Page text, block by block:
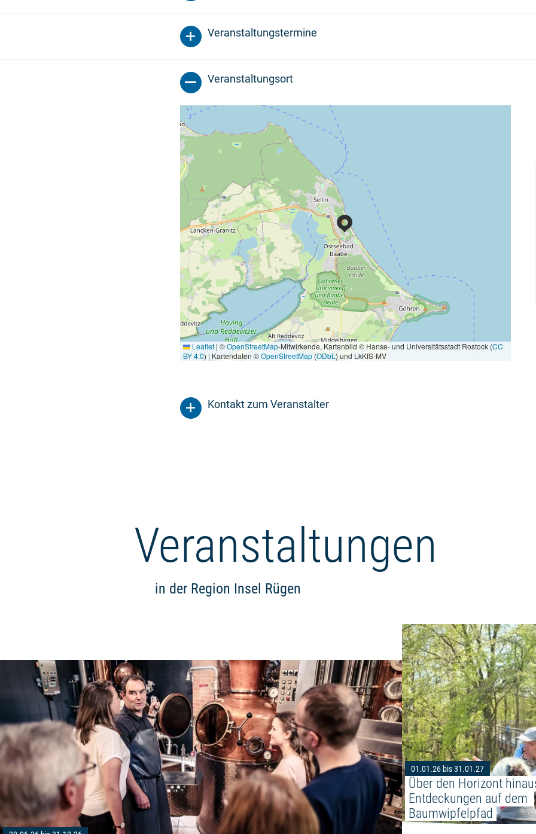
Veranstaltungstermine
Veranstaltungsort
Leaflet | ©OpenStreetMap-Mitwirkende, Kartenbild © Hanse- und Universitätsstadt Rostock (CC
BY 4.0) | Kartendaten ©OpenStreetMap(ODbL ) und LkKfS-MV
Kontakt zum Veranstalter
Veranstaltungen
in der Region Insel Rügen
Weiterlesen: "Brennerei-
01.01.26 bis 31.01.27
Über den Horizont
Entdeckungen auf dem
Baumwipfelpfad